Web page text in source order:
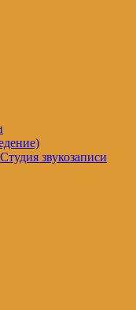
звукозаписи